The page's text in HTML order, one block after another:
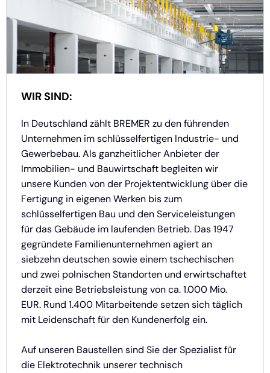
WIR SIND:
In Deutschland zählt BREMER zu den führenden
Unternehmen im schlüsselfertigen Industrie- und
Gewerbebau. Als ganzheitlicher Anbieter der
Immobilien- und Bauwirtschaft begleiten wir
unsere Kunden von der Projektentwicklung über die
Fertigung in eigenen Werken bis zum
schlüsselfertigen Bau und den Serviceleistungen
für das Gebäude im laufenden Betrieb. Das 1947
gegründete Familienunternehmen agiert an
siebzehn deutschen sowie einem tschechischen
und zwei polnischen Standorten und erwirtschaftet
derzeit eine Betriebsleistung von ca. 1.000 Mio.
EUR. Rund 1.400 Mitarbeitende setzen sich täglich
mit Leidenschaft für den Kundenerfolg ein.
Auf unseren Baustellen sind Sie der Spezialist für
die Elektrotechnik unserer technisch